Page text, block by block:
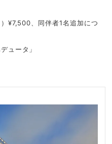
¥7,500、同伴者1名追加につ
ュータ」